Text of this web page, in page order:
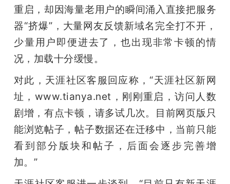
重启，却因海量老用户的瞬间涌入直接把服务
器“挤爆”，大量网友反馈新域名完全打不开，
少量用户即便进去了，也出现非常卡顿的情
况，加载十分缓慢。
对此，天涯社区客服回应称，“天涯社区新网
址，www.tianya.net，刚刚重启，访问人数
剧增，有点卡顿，请多试几次。目前网页版只
能浏览帖子，帖子数据还在迁移中，当前只能
看到部分版块和帖子，后面会逐步完善增
加。”